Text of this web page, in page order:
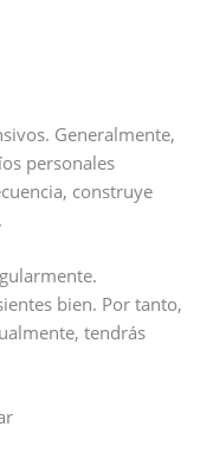
Generalmente,
personales
construye
bien. Por tanto,
tendrás